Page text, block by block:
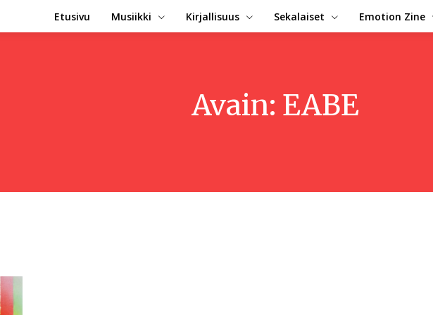
Etusivu Musiikki Kirjallisuus Sekalaiset Emotion Zine
Avain: EABE